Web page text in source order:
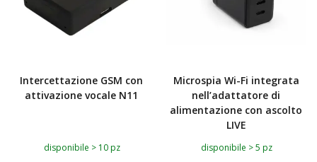
Intercettazione GSM con
attivazione vocale N11
disponibile > 10 pz
Microspia Wi-Fi integrata
nell’adattatore di
alimentazione con ascolto
LIVE
disponibile > 5 pz